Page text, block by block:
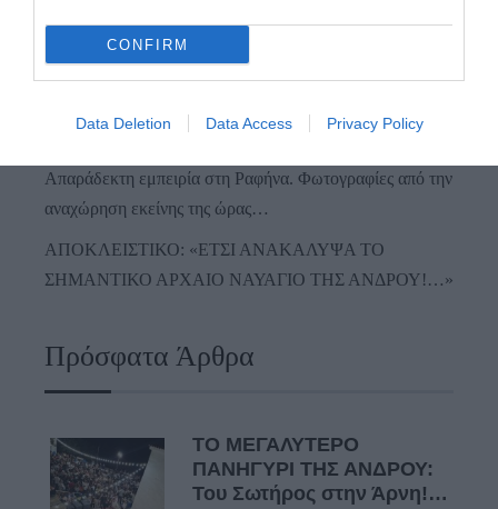
CONFIRM
Data Deletion Data Access Privacy Policy
ΡΑΦΗΝΑ – ΘΕΟΥΤΑ σημειώσατε…
ΣΥΓΚΛΟΝΙΣΤΙΚΟΣ ΑΠΟΧΑΙΡΕΤΙΣΜΟΣ ΣΤΗ
ΚΑΠΕΤΑΝ ΑΝΤΩΝΗ ΒΙΔΑΛΗ
Απαράδεκτη εμπειρία στη Ραφήνα. Φωτογραφίες από την
αναχώρηση εκείνης της ώρας…
ΑΠΟΚΛΕΙΣΤΙΚΟ: «ΕΤΣΙ ΑΝΑΚΑΛΥΨΑ ΤΟ
ΣΗΜΑΝΤΙΚΟ ΑΡΧΑΙΟ ΝΑΥΑΓΙΟ ΤΗΣ ΑΝΔΡΟΥ!…»
Πρόσφατα Άρθρα
ΤΟ ΜΕΓΑΛΥΤΕΡΟ
ΠΑΝΗΓΥΡΙ ΤΗΣ ΑΝΔΡΟΥ:
Του Σωτήρος στην Άρνη!…